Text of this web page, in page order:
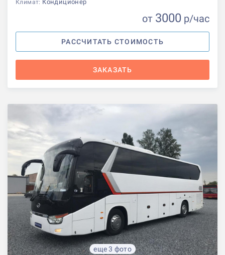
Климат: Кондиционер
от 3000 р/час
РАССЧИТАТЬ СТОИМОСТЬ
ЗАКАЗАТЬ
еще 3 фото